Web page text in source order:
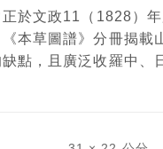
正於文政11（1828）
本草圖譜》分冊揭
點，且廣泛收羅中、